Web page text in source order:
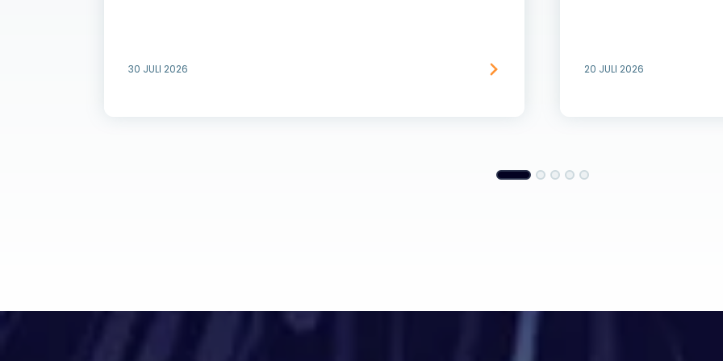
30 JULI 2026 20 JULI 2026